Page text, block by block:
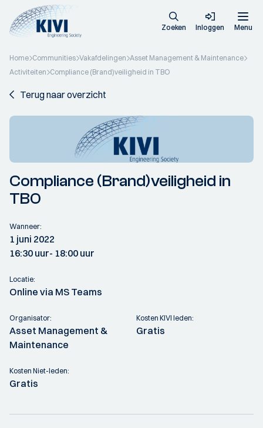
Zoeken Inloggen Menu
Home Communities Vakafdelingen Asset Management & Maintenance
Activiteiten Compliance (Brand)veiligheid in TBO
Terug naar overzicht
Compliance (Brand)veiligheid in
TBO
Wanneer:
1 juni 2022
16:30 uur- 18:00 uur
Locatie:
Online via MS Teams
Organisator:
Asset Management &
Maintenance
Kosten KIVI leden:
Gratis
Kosten Niet-leden:
Gratis